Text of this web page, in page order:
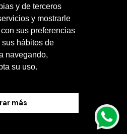
y de terceros
y mostrarle
sus preferencias
hábitos de
navegando,
su uso.
más
de Cookies